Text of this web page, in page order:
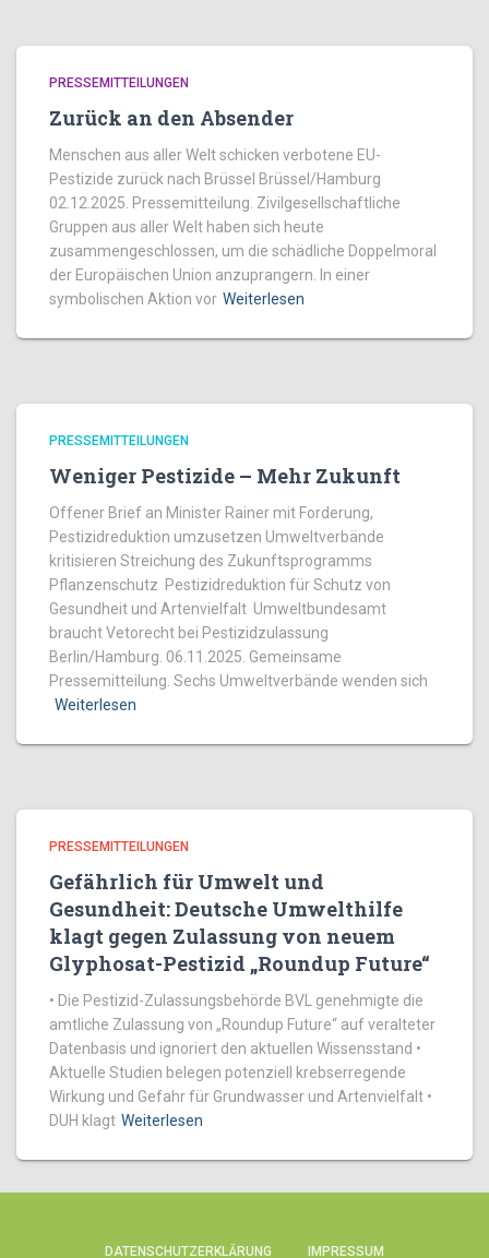
PRESSEMITTEILUNGEN
Zurück an den Absender
Menschen aus aller Welt schicken verbotene EU-
Pestizide zurück nach Brüssel Brüssel/Hamburg
02.12.2025. Pressemitteilung. Zivilgesellschaftliche
Gruppen aus aller Welt haben sich heute
zusammengeschlossen, um die schädliche Doppelmoral
der Europäischen Union anzuprangern. In einer
symbolischen Aktion vor Weiterlesen
PRESSEMITTEILUNGEN
Weniger Pestizide – Mehr Zukunft
Offener Brief an Minister Rainer mit Forderung,
Pestizidreduktion umzusetzen Umweltverbände
kritisieren Streichung des Zukunftsprogramms
Pflanzenschutz Pestizidreduktion für Schutz von
Gesundheit und Artenvielfalt Umweltbundesamt
braucht Vetorecht bei Pestizidzulassung
Berlin/Hamburg. 06.11.2025. Gemeinsame
Pressemitteilung. Sechs Umweltverbände wenden sich
Weiterlesen
PRESSEMITTEILUNGEN
Gefährlich für Umwelt und
Gesundheit: Deutsche Umwelthilfe
klagt gegen Zulassung von neuem
Glyphosat-Pestizid „Roundup Future“
• Die Pestizid-Zulassungsbehörde BVL genehmigte die
amtliche Zulassung von „Roundup Future“ auf veralteter
Datenbasis und ignoriert den aktuellen Wissensstand •
Aktuelle Studien belegen potenziell krebserregende
Wirkung und Gefahr für Grundwasser und Artenvielfalt •
DUH klagt Weiterlesen
DATENSCHUTZERKLÄRUNG IMPRESSUM